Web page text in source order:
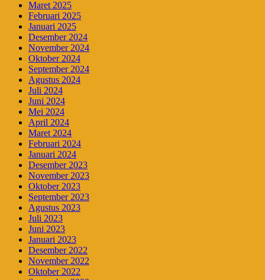
Maret 2025
Februari 2025
Januari 2025
Desember 2024
November 2024
Oktober 2024
September 2024
Agustus 2024
Juli 2024
Juni 2024
Mei 2024
April 2024
Maret 2024
Februari 2024
Januari 2024
Desember 2023
November 2023
Oktober 2023
September 2023
Agustus 2023
Juli 2023
Juni 2023
Januari 2023
Desember 2022
November 2022
Oktober 2022